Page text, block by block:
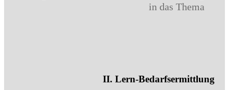
in das Thema
II. Lern-Bedarfsermittlung